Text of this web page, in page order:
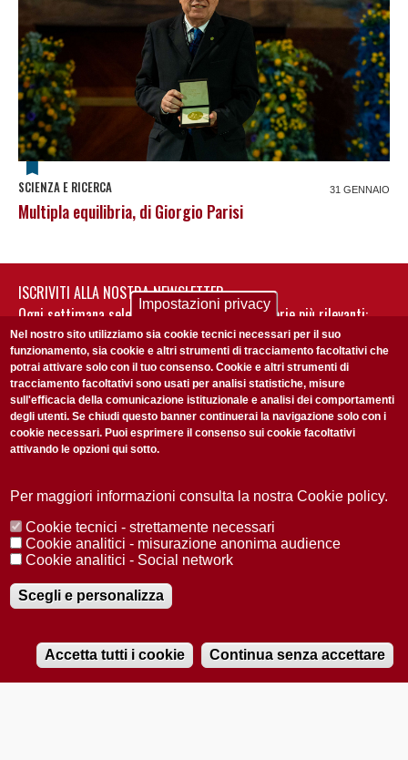
Audio
SCIENZA E RICERCA 31 GENNAIO
Multipla equilibria, di Giorgio Parisi
ISCRIVITI ALLA NOSTRA NEWSLETTER
Ogni settimana selezioniamo per te nostre storie più rilevanti:
non perderti gli aggiornamenti della nostra newsletter
Accetto laPrivacy Policy
Redazione Copyright Privacy
Area stampa
© 2025 Università di Padova
Registrazione presso il Tribunale di Padova n. 2097/2012 del 18 giugno
2012
Impostazioni privacy
Nel nostro sito utilizziamo sia cookie tecnici necessari per il suo
funzionamento, sia cookie e altri strumenti di tracciamento facoltativi che
potrai attivare solo con il tuo consenso. Cookie e altri strumenti di
tracciamento facoltativi sono usati per analisi statistiche, misure
sull'efficacia della comunicazione istituzionale e analisi dei comportamenti
degli utenti. Se chiudi questo banner continuerai la navigazione solo con i
cookie necessari. Puoi esprimere il consenso sui cookie facoltativi
attivando le opzioni qui sotto.
Per maggiori informazioni consulta la nostra Cookie policy.
Cookie tecnici - strettamente necessari
Cookie analitici - misurazione anonima audience
Cookie analitici - Social network
Scegli e personalizza
Accetta tutti i cookie Continua senza accettare